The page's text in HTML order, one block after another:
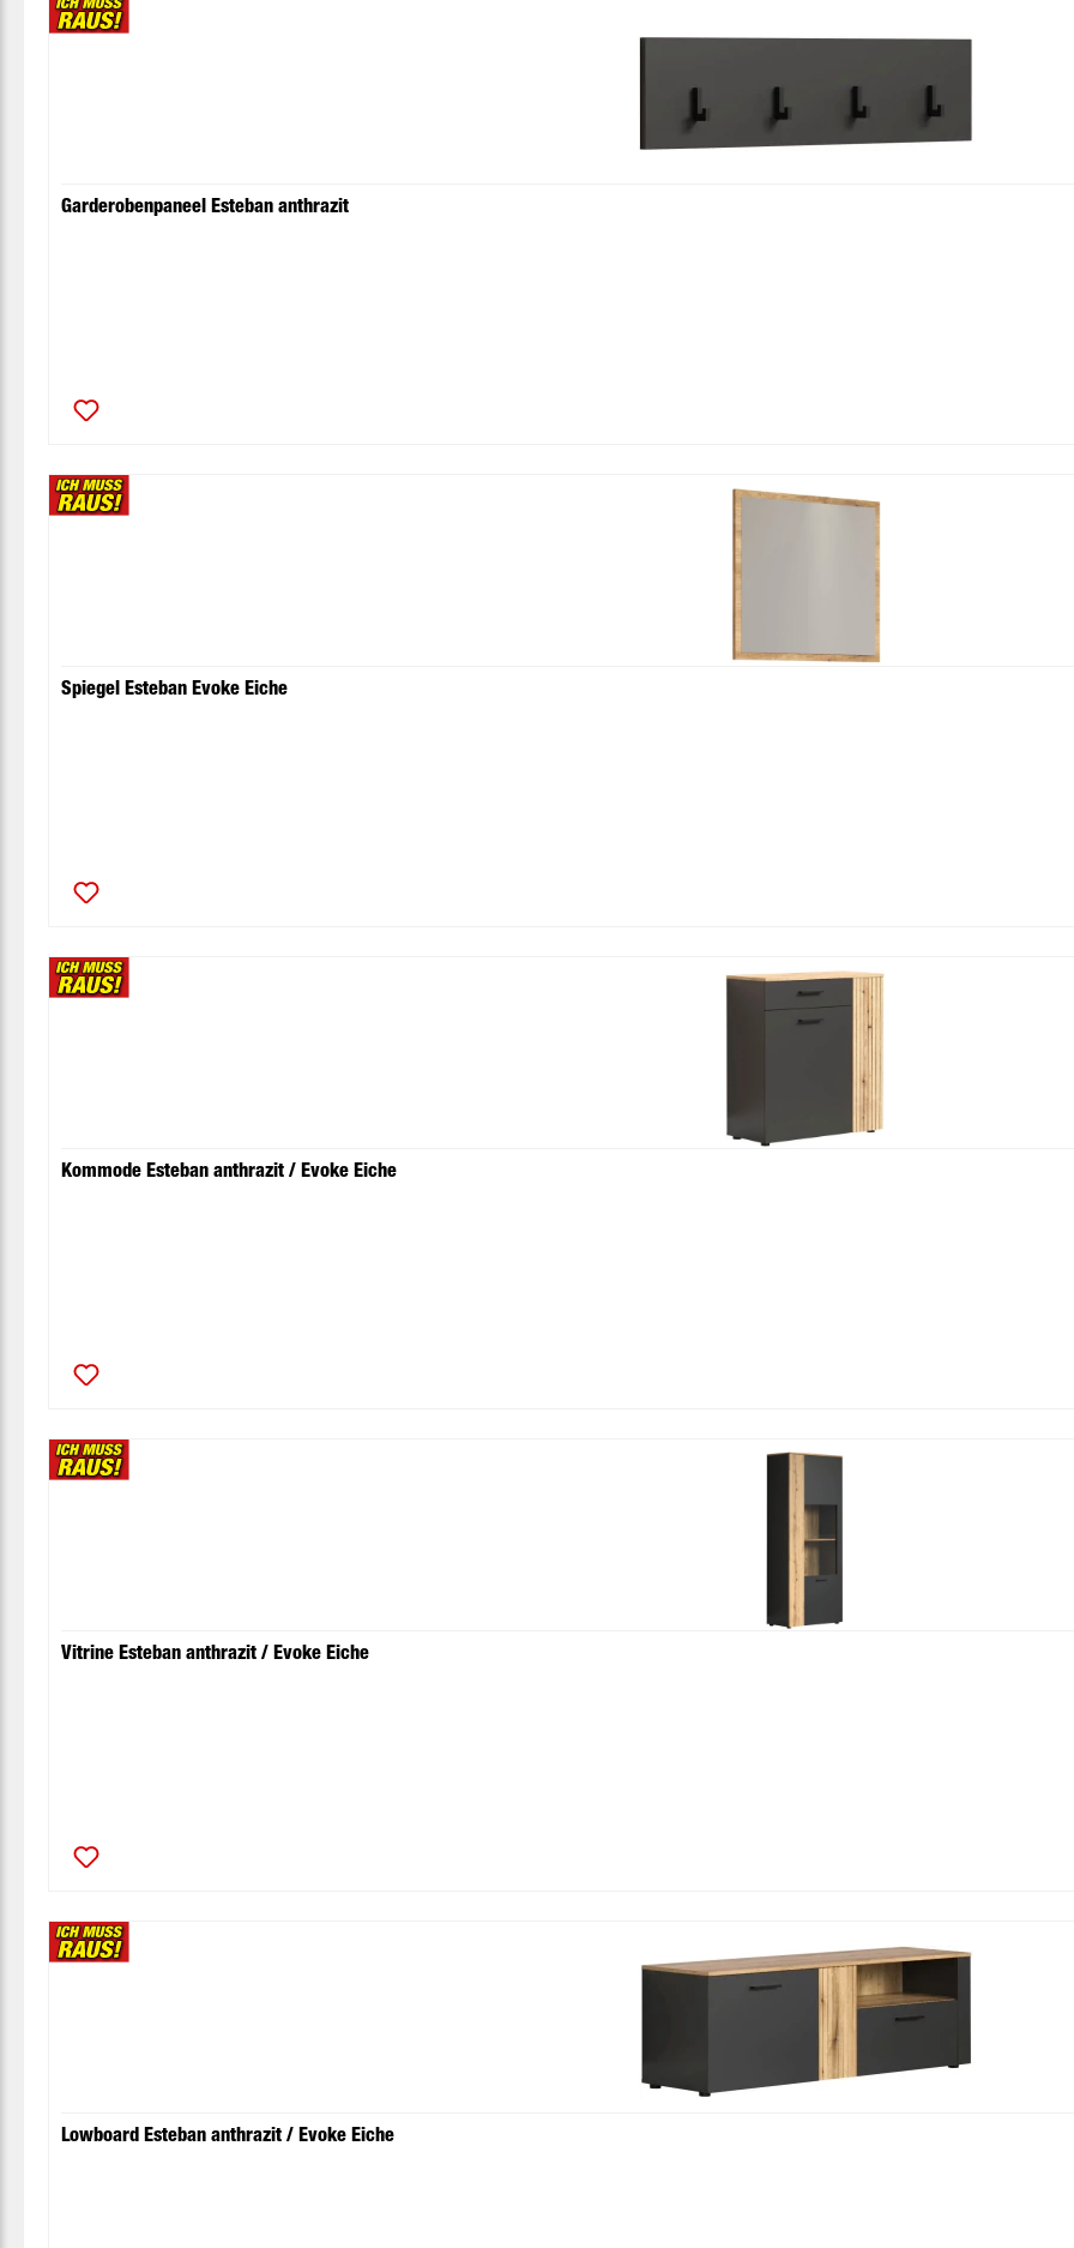
Garderobenpaneel Esteban anthrazit
Spiegel Esteban Evoke Eiche
Kommode Esteban anthrazit / Evoke Eiche
Vitrine Esteban anthrazit / Evoke Eiche
Lowboard Esteban anthrazit / Evoke Eiche